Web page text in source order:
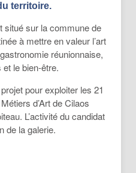
territoire.
situé sur la commune de
à mettre en valeur l’art
réunionnaise,
et le bien-être.
pour exploiter les 21
d’Art de Cilaos
L’activité du candidat
de la galerie.